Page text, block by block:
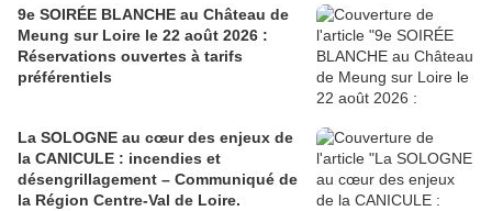
9e SOIRÉE BLANCHE au Château de
Meung sur Loire le 22 août 2026 :
Réservations ouvertes à tarifs
préférentiels
La SOLOGNE au cœur des enjeux de
la CANICULE : incendies et
désengrillagement – Communiqué de
la Région Centre-Val de Loire.